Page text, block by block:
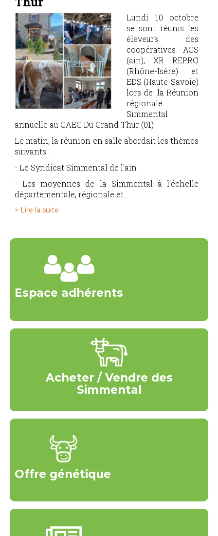
Lundi 10 octobre
se sont réunis les
éleveurs des
coopératives AGS
(ain), XR REPRO
(Rhône-Isère) et
EDS (Haute-Savoie)
lors de la Réunion
régionale
Simmental
annuelle au GAEC Du Grand Thur (01)
Le matin, la réunion en salle abordait les thèmes
suivants :
- Le Syndicat Simmental de l'ain
- Les moyennes de la Simmental à l'échelle
départementale, régionale et...
> Lire la suite
Espace adhérents
Acheter / Vendre des
Simmental
Offre génétique